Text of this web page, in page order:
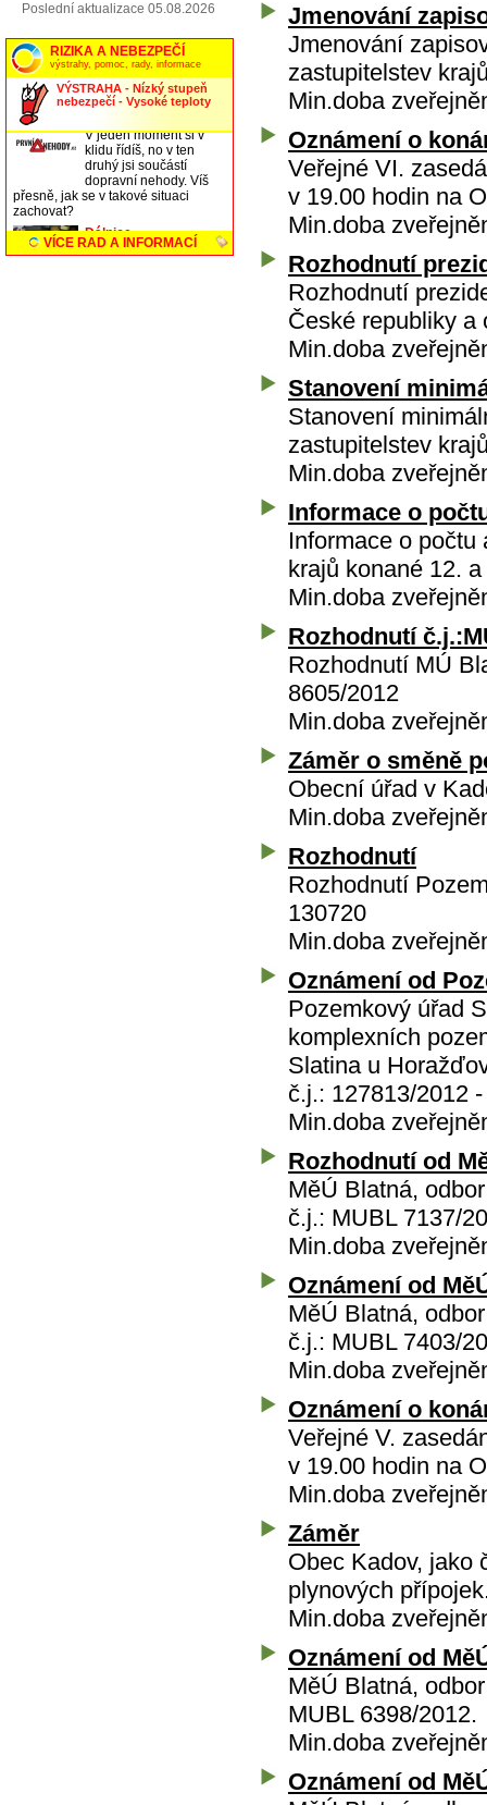
Jmenování
Jmenování
zastupitelstev
Min.doba
Oznámení o
Veřejné VI.
v 19.00 hodin na
Min.doba
Rozhodnutí
Rozhodnutí
České republiky a
Min.doba
Stanovení
Stanovení
zastupitelstev
Min.doba
Informace o
Informace o
krajů konané 12.
Min.doba
Rozhodnutí
Rozhodnutí MÚ
8605/2012
Min.doba
Záměr o směně
Obecní úřad v
Min.doba
Rozhodnutí
Rozhodnutí
130720
Min.doba
Oznámení od
Pozemkový úřad
komplexních
Slatina u
č.j.: 127813/2012
Min.doba
Rozhodnutí od
MěÚ Blatná,
č.j.: MUBL 7137/
Min.doba
Oznámení od
MěÚ Blatná,
č.j.: MUBL 7403/
Min.doba
Oznámení o
Veřejné V.
v 19.00 hodin na
Min.doba
Záměr
Obec Kadov, jako
plynových
Min.doba
Oznámení od
MěÚ Blatná,
MUBL 6398/2012.
Min.doba
Oznámení od
Poslední aktualizace 05.08.2026